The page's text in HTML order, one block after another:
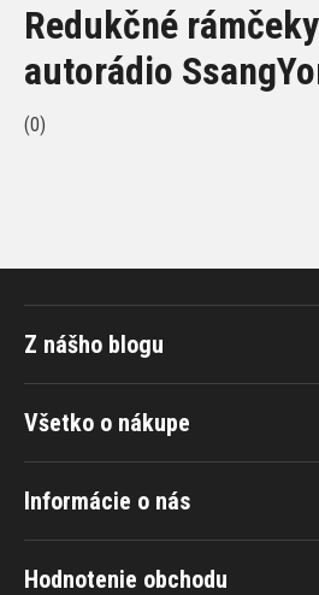
Redukčné
autorádio
(0)
Všetko o nákupe
Informácie o nás
Hodnotenie obchodu
Z nášho blogu